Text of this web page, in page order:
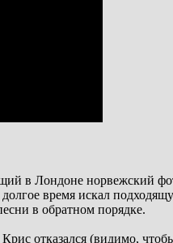
в Лондоне норвежский
время искал
в обратном порядке.
отказался (видимо,